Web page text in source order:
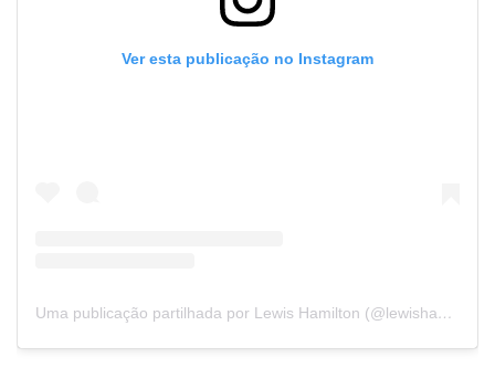
Ver esta publicação no Instagram
Uma publicação partilhada por Lewis Hamilton (@lewishamilton)